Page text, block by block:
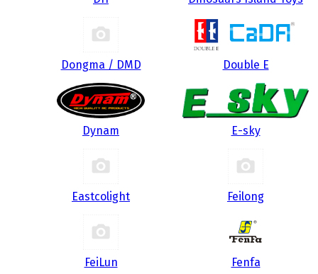
Dongma / DMD Double E
Dynam E-sky
Eastcolight Feilong
FeiLun Fenfa